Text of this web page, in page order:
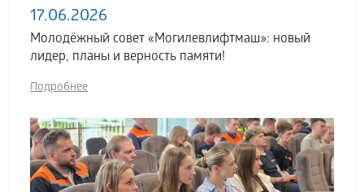
17.06.2026
Молодёжный совет «Могилевлифтмаш»: новый
лидер, планы и верность памяти!
Подробнее